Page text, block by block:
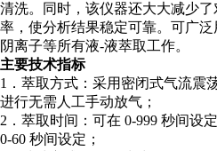
清洗。同时，该仪器还大大减少
率，使分析结果稳定可靠。可广泛
阴离子等所有液-液萃取工作。
主要技术指标
1．萃取方式：采用密闭式气流震
进行无需人工手动放气；
2．萃取时间：可在 0-999 秒间设
0-60 秒间设定；